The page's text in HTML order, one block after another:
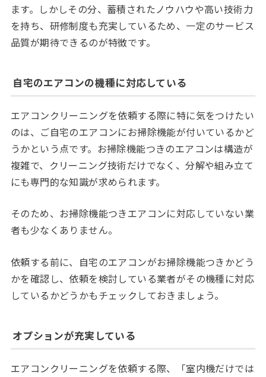
ます。しかしその分、蓄積されたノウハウや高い技術力
を持ち、研修制度も充実しているため、一定のサービス
品質が期待できるのが特徴です。
自宅のエアコンの機種に対応している
エアコンクリーニングを依頼する際に特に気をつけたい
のは、ご自宅のエアコンにお掃除機能が付いているかど
うかという点です。お掃除機能つきのエアコンは構造が
複雑で、クリーニング技術だけでなく、分解や組み立て
にも専門的な知識が求められます。
そのため、お掃除機能つきエアコンに対応していない業
者も少なくありません。
依頼する前に、自宅のエアコンがお掃除機能つきかどう
かを確認し、依頼を検討している業者がその機種に対応
しているかどうかもチェックしておきましょう。
オプションが充実している
エアコンクリーニングを依頼する際、「室内機だけでは